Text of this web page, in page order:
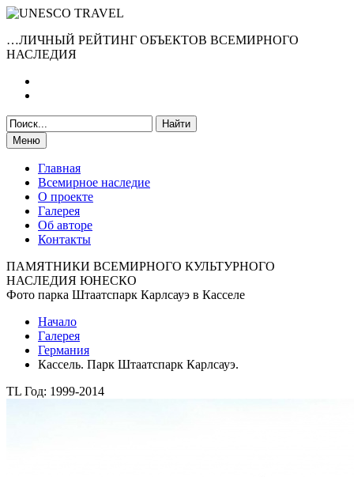
…ЛИЧНЫЙ РЕЙТИНГ ОБЪЕКТОВ ВСЕМИРНОГО
НАСЛЕДИЯ
Меню
Главная
Всемирное наследие
О проекте
Галерея
Об авторе
Контакты
ПАМЯТНИКИ ВСЕМИРНОГО КУЛЬТУРНОГО
НАСЛЕДИЯ ЮНЕСКО
Фото парка Штаатспарк Карлсауэ в Касселе
Начало
Галерея
Германия
Кассель. Парк Штаатспарк Карлсауэ.
TL Год: 1999-2014